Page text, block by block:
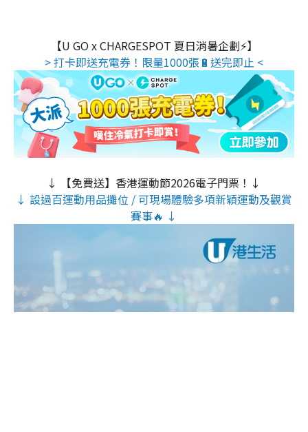
【U GO x CHARGESPOT 夏日消暑企劃⚡】
> 打卡即送充電券！限量1000張🔋送完即止 <
↓ 【免費送】香港運動節2026電子門票！↓
↓ 設過百運動用品攤位 / 可現場體驗多項新穎運動及觀賞
賽事🔥 ↓